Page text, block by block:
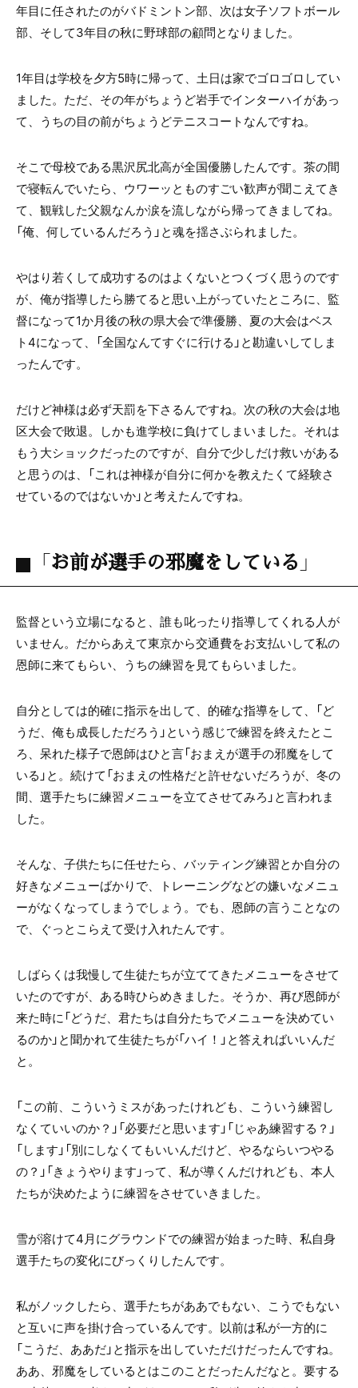
年目に任されたのがバドミントン部、次は女子ソフトボール
部、そして3年目の秋に野球部の顧問となりました。
1年目は学校を夕方5時に帰って、土日は家でゴロゴロしてい
ました。ただ、その年がちょうど岩手でインターハイがあっ
て、うちの目の前がちょうどテニスコートなんですね。
そこで母校である黒沢尻北高が全国優勝したんです。茶の間
で寝転んでいたら、ウワーッとものすごい歓声が聞こえてき
て、観戦した父親なんか涙を流しながら帰ってきましてね。
「俺、何しているんだろう」と魂を揺さぶられました。
やはり若くして成功するのはよくないとつくづく思うのです
が、俺が指導したら勝てると思い上がっていたところに、監
督になって1か月後の秋の県大会で準優勝、夏の大会はベス
ト4になって、「全国なんてすぐに行ける」と勘違いしてしま
ったんです。
だけど神様は必ず天罰を下さるんですね。次の秋の大会は地
区大会で敗退。しかも進学校に負けてしまいました。それは
もう大ショックだったのですが、自分で少しだけ救いがある
と思うのは、「これは神様が自分に何かを教えたくて経験さ
せているのではないか」と考えたんですね。
「お前が選手の邪魔をしている」
監督という立場になると、誰も叱ったり指導してくれる人が
いません。だからあえて東京から交通費をお支払いして私の
恩師に来てもらい、うちの練習を見てもらいました。
自分としては的確に指示を出して、的確な指導をして、「ど
うだ、俺も成長しただろう」という感じで練習を終えたとこ
ろ、呆れた様子で恩師はひと言「おまえが選手の邪魔をして
いる」と。続けて「おまえの性格だと許せないだろうが、冬の
間、選手たちに練習メニューを立てさせてみろ」と言われま
した。
そんな、子供たちに任せたら、バッティング練習とか自分の
好きなメニューばかりで、トレーニングなどの嫌いなメニュ
ーがなくなってしまうでしょう。でも、恩師の言うことなの
で、ぐっとこらえて受け入れたんです。
しばらくは我慢して生徒たちが立ててきたメニューをさせて
いたのですが、ある時ひらめきました。そうか、再び恩師が
来た時に「どうだ、君たちは自分たちでメニューを決めてい
るのか」と聞かれて生徒たちが「ハイ！」と答えればいいんだ
と。
「この前、こういうミスがあったけれども、こういう練習し
なくていいのか？」「必要だと思います」「じゃあ練習する？」
「します」「別にしなくてもいいんだけど、やるならいつやる
の？」「きょうやります」って、私が導くんだけれども、本人
たちが決めたように練習をさせていきました。
雪が溶けて4月にグラウンドでの練習が始まった時、私自身
選手たちの変化にびっくりしたんです。
私がノックしたら、選手たちがああでもない、こうでもない
と互いに声を掛け合っているんです。以前は私が一方的に
「こうだ、ああだ」と指示を出していただけだったんですね。
ああ、邪魔をしているとはこのことだったんだなと。要する